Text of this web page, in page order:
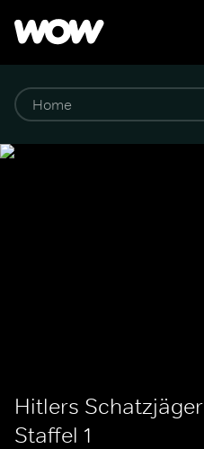
Hitlers Schatzjäger
Staffel 1